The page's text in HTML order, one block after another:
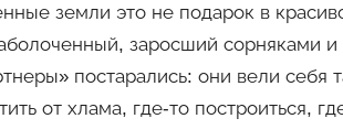
земли это не подарок в
заросший сорняками и
постарались: они вели себя
от хлама, где-то построиться,